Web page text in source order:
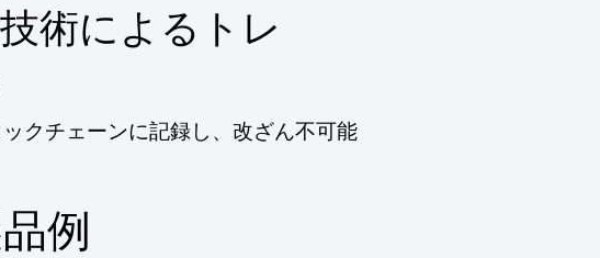
術によるトレ
クチェーンに記録し、改ざん不可能
例